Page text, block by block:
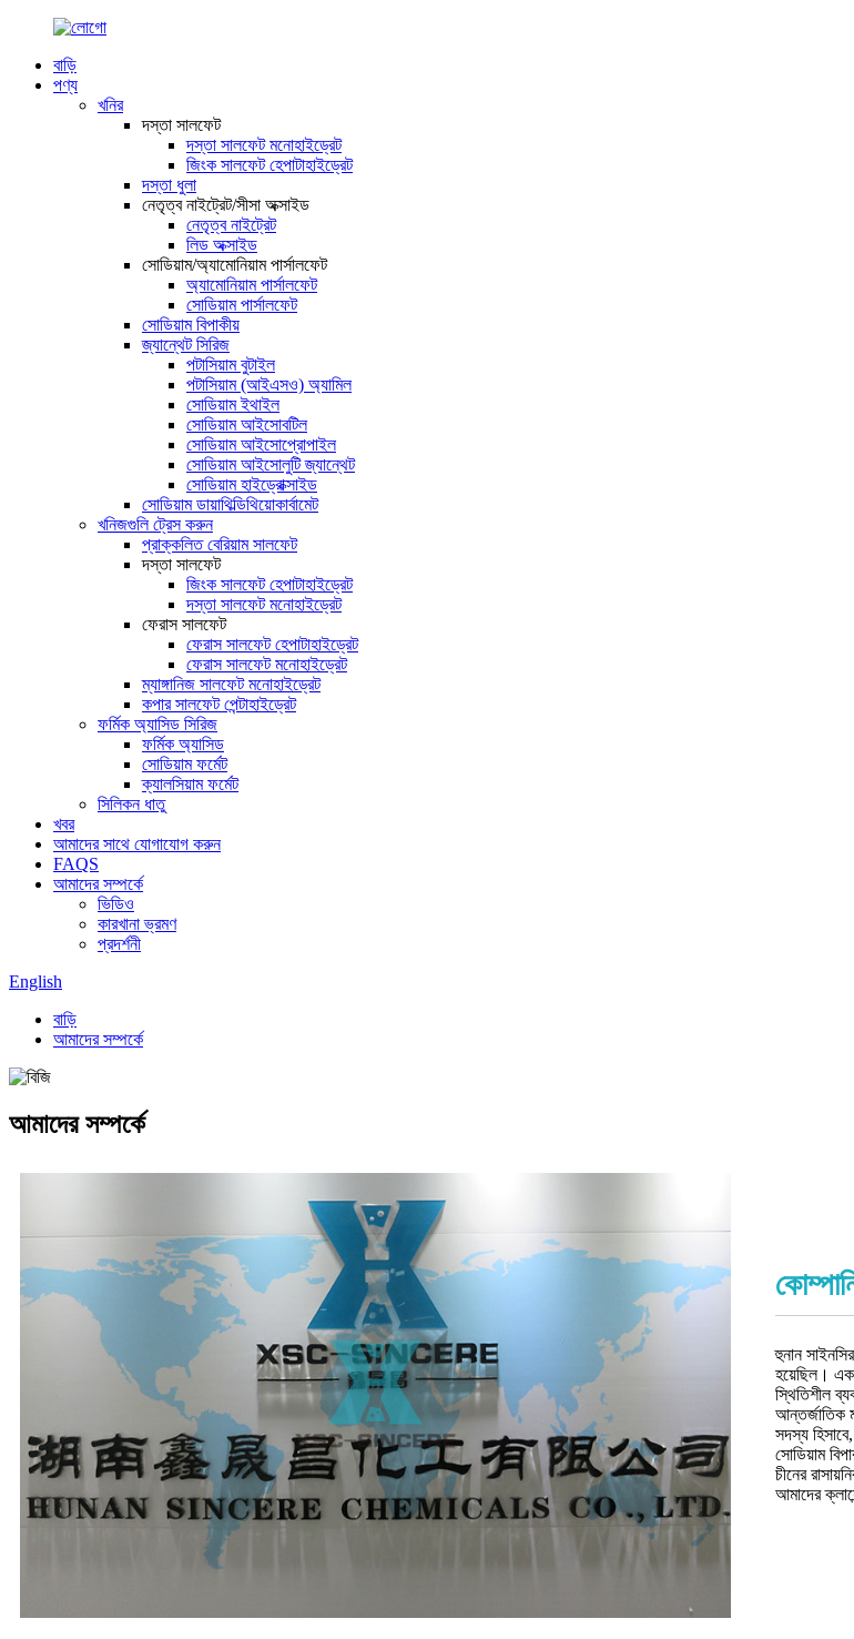
বাড়ি
পণ্য
খনির
দস্তা সালফেট
দস্তা সালফেট মনোহাইড্রেট
জিংক সালফেট হেপাটাহাইড্রেট
দস্তা ধুলা
নেতৃত্ব নাইট্রেট/সীসা অক্সাইড
নেতৃত্ব নাইট্রেট
লিড অক্সাইড
সোডিয়াম/অ্যামোনিয়াম পার্সালফেট
অ্যামোনিয়াম পার্সালফেট
সোডিয়াম পার্সালফেট
সোডিয়াম বিপাকীয়
জ্যান্থেট সিরিজ
পটাসিয়াম বুটাইল
পটাসিয়াম (আইএসও) অ্যামিল
সোডিয়াম ইথাইল
সোডিয়াম আইসোবটিল
সোডিয়াম আইসোপ্রোপাইল
সোডিয়াম আইসোলুটি জ্যান্থেট
সোডিয়াম হাইড্রোক্সাইড
সোডিয়াম ডায়াথিল্ডিথিয়োকার্বামেট
খনিজগুলি ট্রেস করুন
প্রাক্কলিত বেরিয়াম সালফেট
দস্তা সালফেট
জিংক সালফেট হেপাটাহাইড্রেট
দস্তা সালফেট মনোহাইড্রেট
ফেরাস সালফেট
ফেরাস সালফেট হেপাটাহাইড্রেট
ফেরাস সালফেট মনোহাইড্রেট
ম্যাঙ্গানিজ সালফেট মনোহাইড্রেট
কপার সালফেট পেন্টাহাইড্রেট
ফর্মিক অ্যাসিড সিরিজ
ফর্মিক অ্যাসিড
সোডিয়াম ফর্মেট
ক্যালসিয়াম ফর্মেট
সিলিকন ধাতু
খবর
আমাদের সাথে যোগাযোগ করুন
FAQS
আমাদের সম্পর্কে
ভিডিও
কারখানা ভ্রমণ
প্রদর্শনী
English
বাড়ি
আমাদের সম্পর্কে
আমাদের সম্পর্কে
হুনান
হয়েছিল। এক
স্থিতিশীল
আন্তর্জাতিক
সদস্য
সোডিয়াম
চীনের
আমাদের